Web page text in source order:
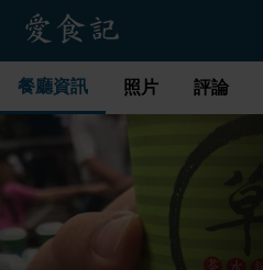
餐廳資訊 照片 評論